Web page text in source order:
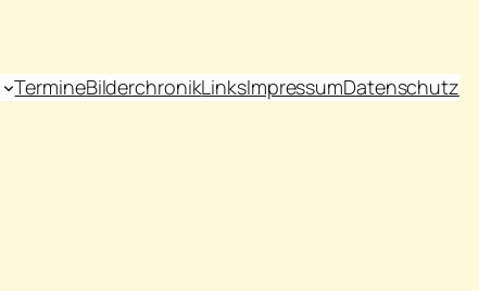
TermineBilderchronikLinksImpressumDatenschutz